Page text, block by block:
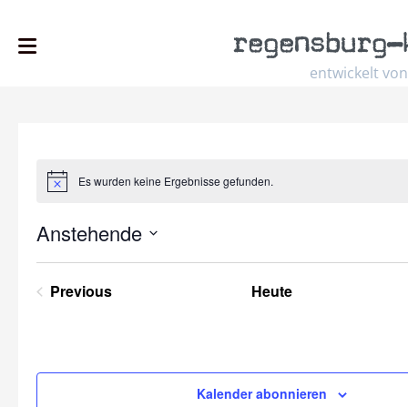
entwickelt von
regensburg–
HinweisEs wurden keine Ergebnisse gefunden.
Anstehende
Select
Previous
Heute
Kalender abonnieren